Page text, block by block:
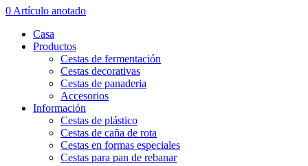
0 Artículo anotado
Casa
Productos
Cestas de fermentación
Cestas decorativas
Cestas de panaderia
Accesorios
Información
Cestas de plástico
Cestas de caña de rota
Cestas en formas especiales
Cestas para pan de rebanar